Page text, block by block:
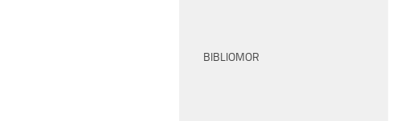
BIBLIOMOR